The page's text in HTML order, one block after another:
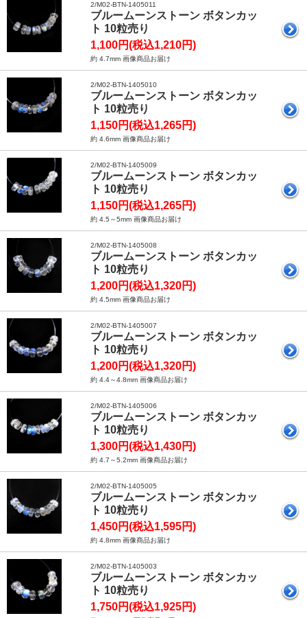
2/M02-BTN-1405011
ブルームーンストーン ボタンカッ
ト 10粒売り
1,100円(税込1,210円)
約 4.7mm 画像商品お届け
2/M02-BTN-1405010
ブルームーンストーン ボタンカッ
ト 10粒売り
1,150円(税込1,265円)
約 4.6mm 画像商品お届け
2/M02-BTN-1405009
ブルームーンストーン ボタンカッ
ト 10粒売り
1,150円(税込1,265円)
約 4.5～5mm 画像商品お届け
2/M02-BTN-1405008
ブルームーンストーン ボタンカッ
ト 10粒売り
1,200円(税込1,320円)
約 4.5mm 画像商品お届け
2/M02-BTN-1405007
ブルームーンストーン ボタンカッ
ト 10粒売り
1,200円(税込1,320円)
約 4.4～4.8mm 画像商品お届け
2/M02-BTN-1405006
ブルームーンストーン ボタンカッ
ト 10粒売り
1,300円(税込1,430円)
約 4.7～5.2mm 画像商品お届け
2/M02-BTN-1405005
ブルームーンストーン ボタンカッ
ト 10粒売り
1,450円(税込1,595円)
約 4.8mm 画像商品お届け
2/M02-BTN-1405003
ブルームーンストーン ボタンカッ
ト 10粒売り
1,750円(税込1,925円)